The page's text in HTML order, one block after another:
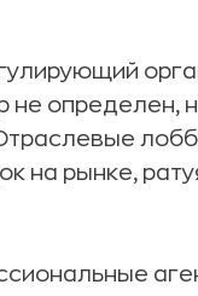
не определен,
на рынке,